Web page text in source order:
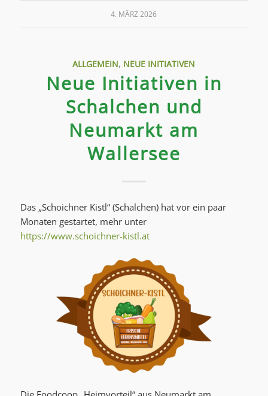
4. MÄRZ 2026
ALLGEMEIN, NEUE INITIATIVEN
Neue Initiativen in
Schalchen und
Neumarkt am
Wallersee
Das „Schoichner Kistl“ (Schalchen) hat vor ein paar
Monaten gestartet, mehr unter
https://www.schoichner-kistl.at